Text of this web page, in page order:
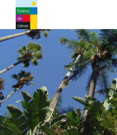
Logo do Turismo de Lisboa